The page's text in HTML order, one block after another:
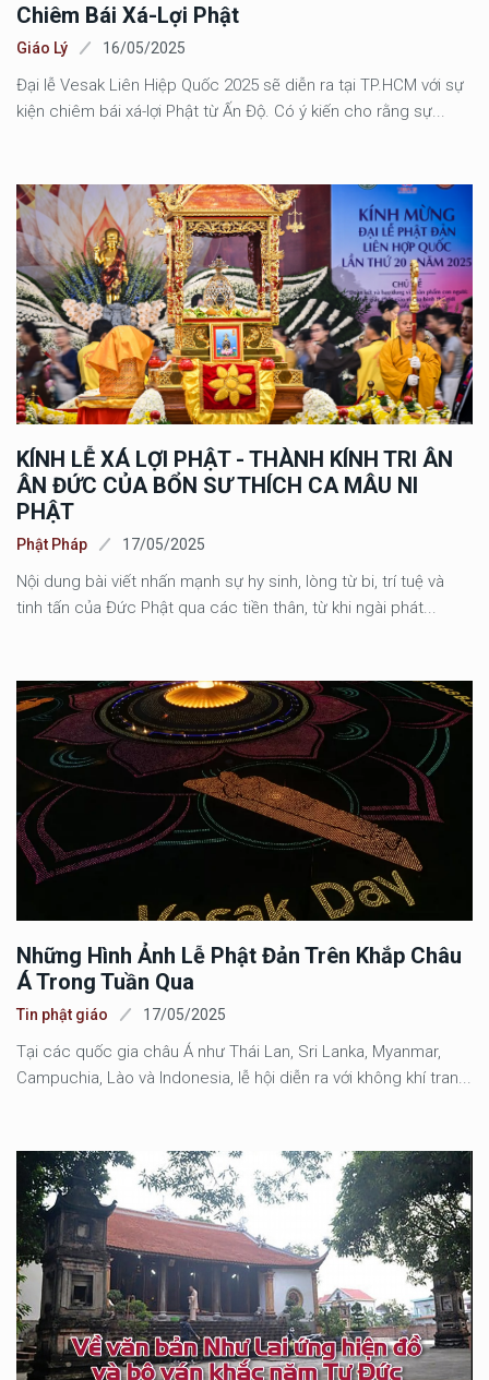
Chiêm Bái Xá-Lợi Phật
Giáo Lý 16/05/2025
Đại lễ Vesak Liên Hiệp Quốc 2025 sẽ diễn ra tại TP.HCM với sự
kiện chiêm bái xá-lợi Phật từ Ấn Độ. Có ý kiến cho rằng sự...
KÍNH LỄ XÁ LỢI PHẬT - THÀNH KÍNH TRI ÂN
ÂN ĐỨC CỦA BỔN SƯ THÍCH CA MÂU NI
PHẬT
Phật Pháp 17/05/2025
Nội dung bài viết nhấn mạnh sự hy sinh, lòng từ bi, trí tuệ và
tinh tấn của Đức Phật qua các tiền thân, từ khi ngài phát...
Những Hình Ảnh Lễ Phật Đản Trên Khắp Châu
Á Trong Tuần Qua
Tin phật giáo 17/05/2025
Tại các quốc gia châu Á như Thái Lan, Sri Lanka, Myanmar,
Campuchia, Lào và Indonesia, lễ hội diễn ra với không khí tran...